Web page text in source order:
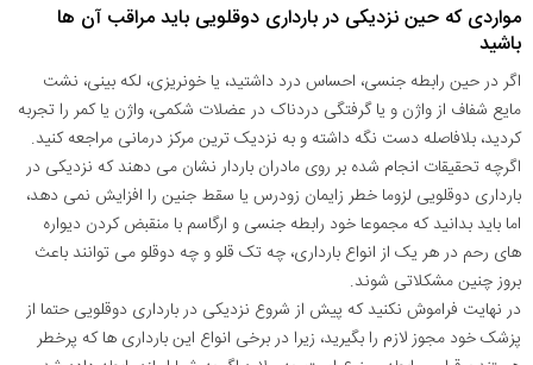
مواردی که حین نزدیکی در بارداری دوقلویی باید مراقب آن ها
باشید
اگر در حین رابطه جنسی، احساس درد داشتید، یا خونریزی، لکه بینی، نشت
مایع شفاف از واژن و یا گرفتگی دردناک در عضلات شکمی، واژن یا کمر را تجربه
کردید، بلافاصله دست نگه داشته و به نزدیک ترین مرکز درمانی مراجعه کنید.
اگرچه تحقیقات انجام شده بر روی مادران باردار نشان می دهند که نزدیکی در
بارداری دوقلویی لزوما خطر زایمان زودرس یا سقط جنین را افزایش نمی دهد،
اما باید بدانید که مجموعا خود رابطه جنسی و ارگاسم با منقبض کردن دیواره
های رحم در هر یک از انواع بارداری، چه تک قلو و چه دوقلو می توانند باعث
بروز چنین مشکلاتی شوند.
در نهایت فراموش نکنید که پیش از شروع نزدیکی در بارداری دوقلویی حتما از
پزشک خود مجوز لازم را بگیرید، زیرا در برخی انواع این بارداری ها که پرخطر